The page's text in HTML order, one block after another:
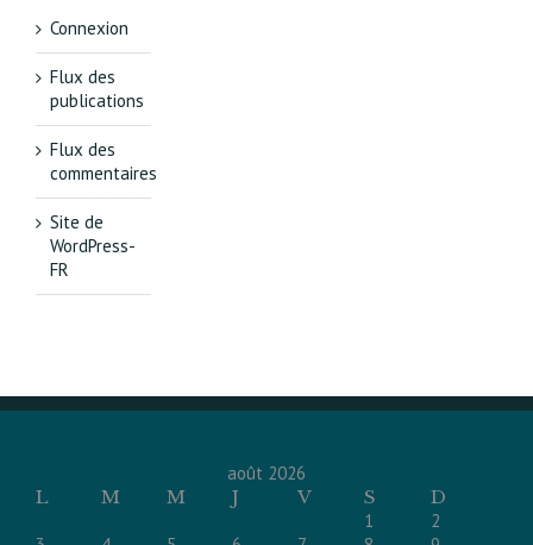
Connexion
Flux des
publications
Flux des
commentaires
Site de
WordPress-
FR
août 2026
L
M M J V S
D
1
2